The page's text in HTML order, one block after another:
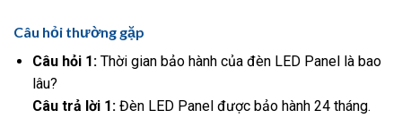
Câu hỏi thường gặp
Câu hỏi 1:Thời gian bảo hành của đèn LED Panel là bao
lâu?
Câu trả lời 1:Đèn LED Panel được bảo hành 24 tháng.